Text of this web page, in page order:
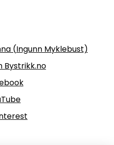
(Ingunn Myklebust)
Bystrikk.no